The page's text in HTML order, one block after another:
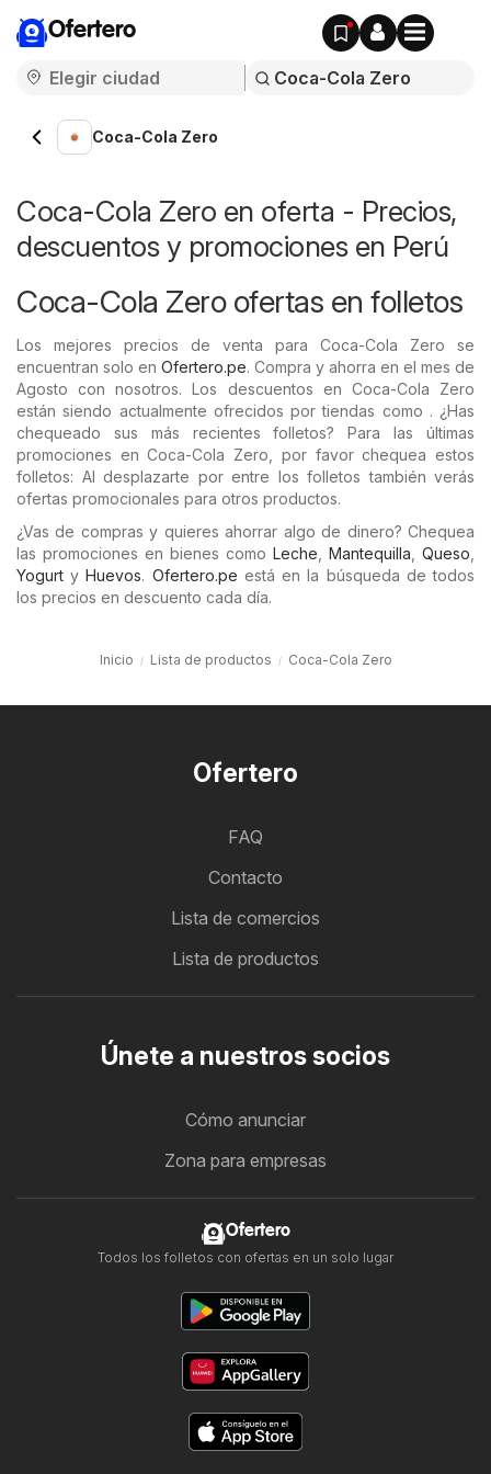
Ofertero
Coca-Cola Zero
Coca-Cola Zero en oferta - Precios,
descuentos y promociones en Perú
Coca-Cola Zero ofertas en folletos
Los mejores precios de venta para Coca-Cola Zero se
encuentran solo en Ofertero.pe. Compra y ahorra en el mes de
Agosto con nosotros. Los descuentos en Coca-Cola Zero
están siendo actualmente ofrecidos por tiendas como . ¿Has
chequeado sus más recientes folletos? Para las últimas
promociones en Coca-Cola Zero, por favor chequea estos
folletos: Al desplazarte por entre los folletos también verás
ofertas promocionales para otros productos.
¿Vas de compras y quieres ahorrar algo de dinero? Chequea
las promociones en bienes como Leche Mantequilla Queso
Yogurt yHuevos. Ofertero.pe está en la búsqueda de todos
los precios en descuento cada día.
Inicio Lista de productos Coca-Cola Zero
Ofertero
FAQ
Contacto
Lista de comercios
Lista de productos
Únete a nuestros socios
Cómo anunciar
Zona para empresas
Ofertero
Todos los folletos con ofertas en un solo lugar